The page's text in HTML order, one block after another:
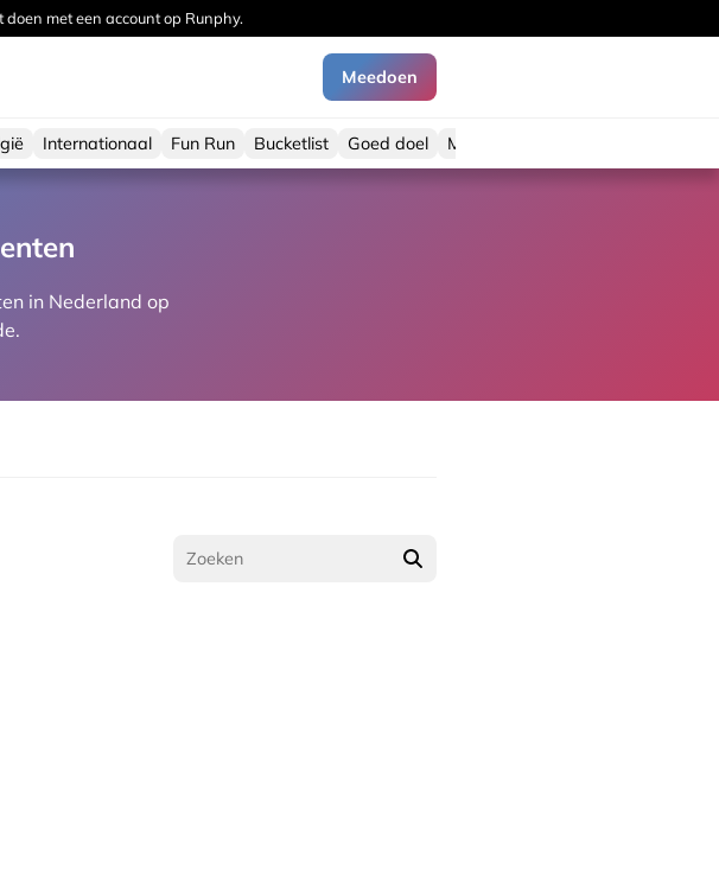
met een account op Runphy.
Meedoen
Internationaal Fun Run Bucketlist Goed doel Major
in Nederland op